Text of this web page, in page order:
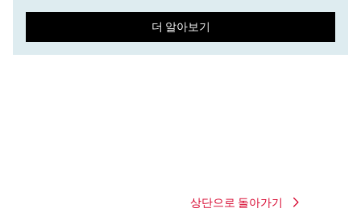
더 알아보기
상단으로 돌아가기